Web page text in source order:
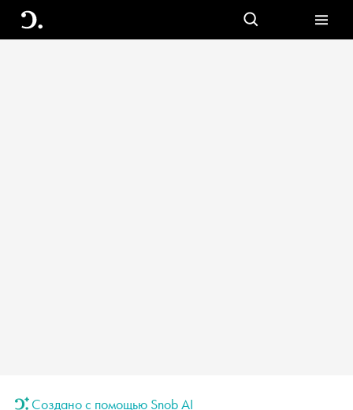
Создано с помощью Snob AI